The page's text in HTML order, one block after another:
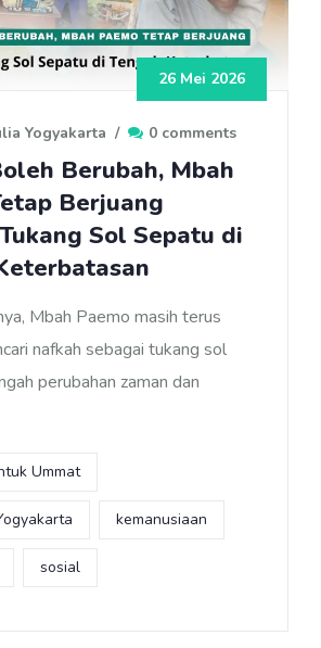
26 Mei 2026
Yogyakarta / 0 comments
Berubah, Mbah
Berjuang
Sol Sepatu di
Mbah Paemo masih terus
nafkah sebagai tukang sol
perubahan zaman dan
Ummat
kemanusiaan
sosial